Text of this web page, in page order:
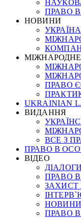
ПРАВО
НОВИНИ
УКРАЇНА
ПРАВО
UKRAINIAN
ВИДАННЯ
ВСЕ З
ПРАВО В
ВІДЕО
ПРАВО
ЗАХИСТ
НОВИНИ
ПРАВО